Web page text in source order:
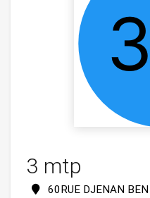
3 mtp
60RUE DJENAN